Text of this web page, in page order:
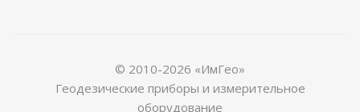
© 2010-2026 «ИмГео»
Геодезические приборы и измерительное
оборудование